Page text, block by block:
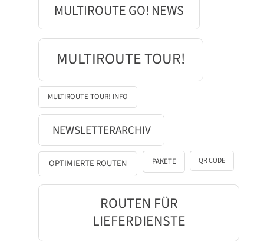
MULTIROUTE GO! NEWS
MULTIROUTE TOUR!
MULTIROUTE TOUR! INFO
NEWSLETTERARCHIV
OPTIMIERTE ROUTEN PAKETE QR CODE
ROUTEN FÜR
LIEFERDIENSTE